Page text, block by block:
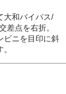
大和バイパス/
差点を右折。
ビニを目印に斜